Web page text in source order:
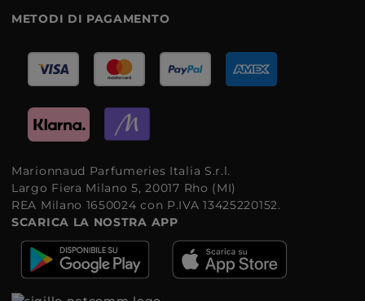
METODI DI PAGAMENTO
Marionnaud Parfumeries Italia S.r.l.
Largo Fiera Milano 5, 20017 Rho (MI)
REA Milano 1650024 con P.IVA 13425220152.
SCARICA LA NOSTRA APP